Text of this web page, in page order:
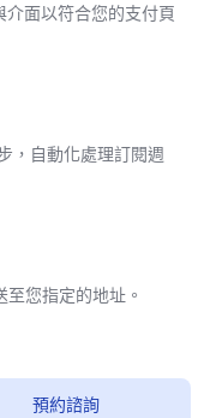
面以符合您的支付頁
，自動化處理訂閱週
您指定的地址。
預約諮詢